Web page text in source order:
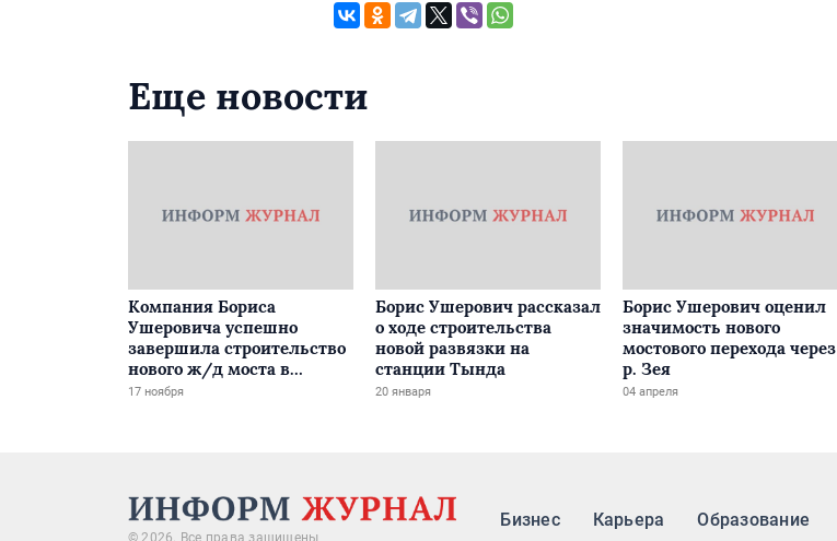
Еще новости
Компания Бориса
Ушеровича успешно
завершила строительство
нового ж/д моста в
Забайкалье
17 ноября
Борис Ушерович рассказал
о ходе строительства
новой развязки на
станции Тында
20 января
Борис Ушерович оценил
значимость нового
мостового перехода через
р. Зея
04 апреля
© 2026. Все права защищены
Бизнес Карьера Образование